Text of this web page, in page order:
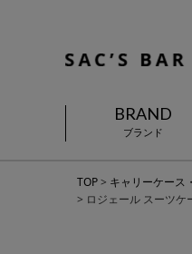
BRAND
ブランド
TOP キャリーケース
ロジェール スーツ